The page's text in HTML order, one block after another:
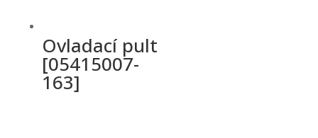
Ovladací pult
[05415007-
163]